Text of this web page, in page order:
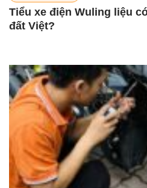
Tiểu xe điện Wuling liệu
đất Việt?